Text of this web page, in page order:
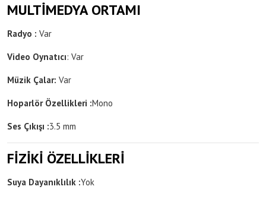
MULTİMEDYA ORTAMI
Radyo : Var
Video Oynatıcı: Var
Müzik Çalar: Var
Hoparlör Özellikleri :Mono
Ses Çıkışı :3.5 mm
FİZİKİ ÖZELLİKLERİ
Suya Dayanıklılık :Yok